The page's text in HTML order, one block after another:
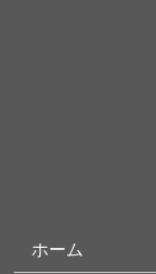
ホーム